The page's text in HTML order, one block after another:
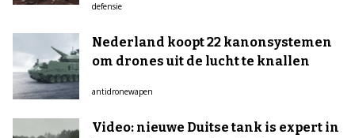
defensie
Nederland koopt 22 kanonsystemen
om drones uit de lucht te knallen
antidronewapen
Video: nieuwe Duitse tank is expert in